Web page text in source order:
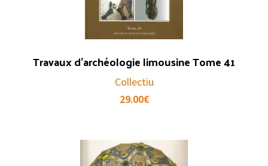
Travaux d’archéologie limousine Tome 41
Collectiu
29.00€